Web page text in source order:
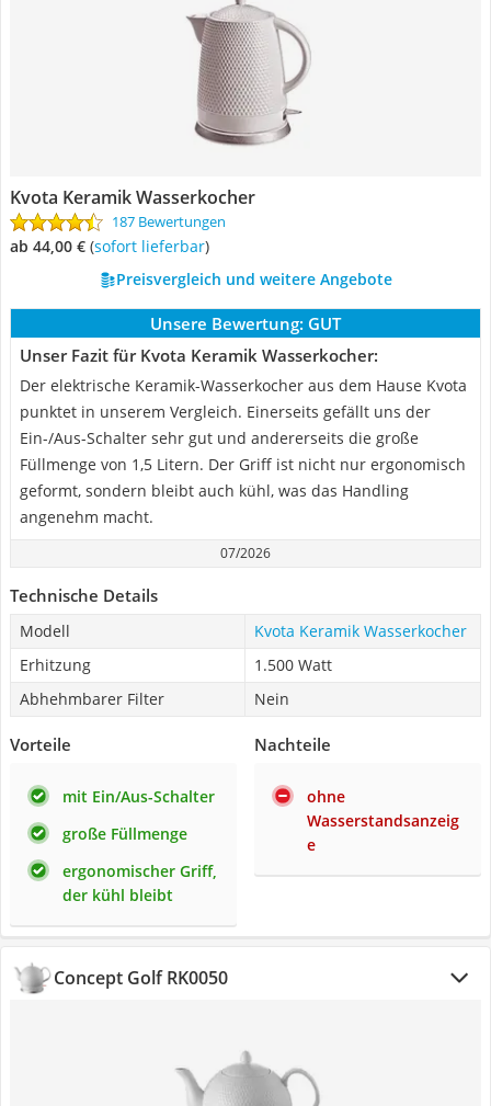
Kvota Keramik Wasserkocher
187 Bewertungen
ab 44,00 € ( Sofort lieferbar)
Preisvergleich und weitere Angebote
Unsere Bewertung: GUT
Unser Fazit für Kvota Keramik Wasserkocher:
Der elektrische Keramik-Wasserkocher aus dem Hause Kvota
punktet in unserem Vergleich. Einerseits gefällt uns der
Ein-/Aus-Schalter sehr gut und andererseits die große
Füllmenge von 1,5 Litern. Der Griff ist nicht nur ergonomisch
geformt, sondern bleibt auch kühl, was das Handling
angenehm macht.
07/2026
Technische Details
Modell
Kvota Keramik Wasserkocher
Erhitzung
1.500 Watt
Abhehmbarer Filter
Nein
Vorteile
mit Ein/Aus-Schalter
große Füllmenge
ergonomischer Griff,
der kühl bleibt
Nachteile
ohne
Wasserstandsanzeig
e
Concept Golf RK0050